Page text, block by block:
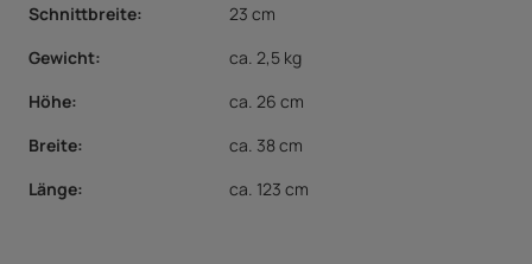
Schnittbreite:
23 cm
Gewicht:
ca. 2,5 kg
Höhe:
ca. 26 cm
Breite:
ca. 38 cm
Länge: ca. 123 cm